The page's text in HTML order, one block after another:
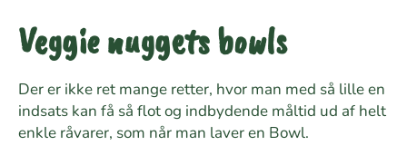
Veggie nuggets bowls
Der er ikke ret mange retter, hvor man med så lille en
indsats kan få så flot og indbydende måltid ud af helt
enkle råvarer, som når man laver en Bowl.